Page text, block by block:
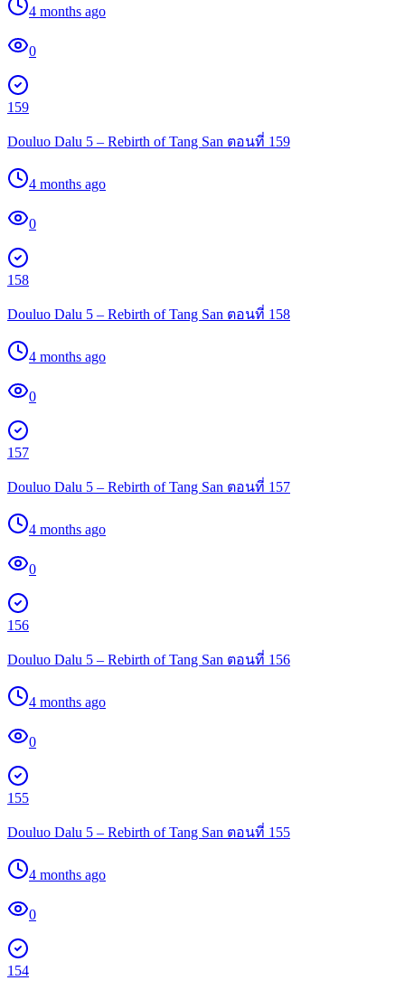
4 months ago
0
159
Douluo Dalu 5 – Rebirth of Tang San ตอนที่ 159
4 months ago
0
158
Douluo Dalu 5 – Rebirth of Tang San ตอนที่ 158
4 months ago
0
157
Douluo Dalu 5 – Rebirth of Tang San ตอนที่ 157
4 months ago
0
156
Douluo Dalu 5 – Rebirth of Tang San ตอนที่ 156
4 months ago
0
155
Douluo Dalu 5 – Rebirth of Tang San ตอนที่ 155
4 months ago
0
154